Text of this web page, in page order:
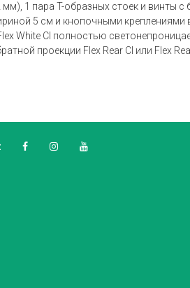
1 пара T-образных стоек и винты
5 см и кнопочными креплениями
White CI полностью
проекции Flex Rear CI или Flex